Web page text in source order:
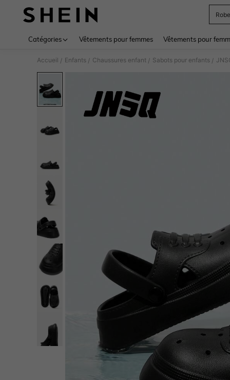
Robe
Catégories Vêtements pour femmes Vêtements pour
Accueil / Enfants / Chaussures enfant / Sabots pour enfants /